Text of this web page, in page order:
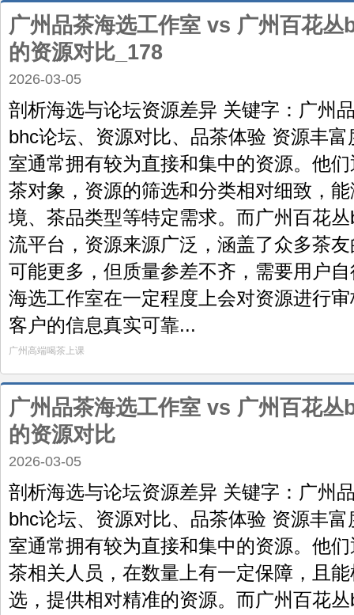
广州品茶海选工作室 vs 广州百花
的资源对比_178
2026-03-05
剖析海选与论坛资源差异 关键字：广州
bhc论坛、资源对比、品茶体验 资源丰
室通常拥有较为直接和集中的资源。他
茶对象，资源的筛选和分类相对细致，
境、茶品类型等特定需求。而广州百花
流平台，资源来源广泛，涵盖了众多茶
可能更多，但质量参差不齐，需要用户
海选工作室在一定程度上会对资源进行
客户的信息真实可靠...
广州高端喝茶上课
广州品茶海选工作室 vs 广州百花
的资源对比
2026-03-05
剖析海选与论坛资源差异 关键字：广州
bhc论坛、资源对比、品茶体验 资源丰
室通常拥有较为直接和集中的资源。他
茶相关人员，在数量上有一定保障，且
选，提供相对精准的资源。而广州百花